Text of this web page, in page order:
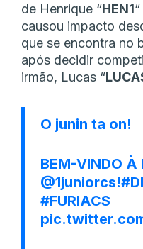
de Henrique “⁠HEN1⁠“
causou impacto
que se encontra no
após decidir
irmão, Lucas “⁠
O junin ta on!
BEM-VINDO À
@1juniorcs!
#FURIACS